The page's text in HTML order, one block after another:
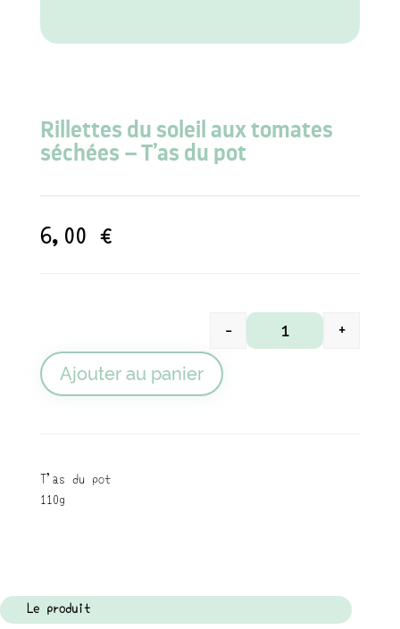
Rillettes du soleil aux tomates
séchées – T’as du pot
6,00 €
quantité de
- +
Ajouter au panier
T'as du pot
110g
Le produit